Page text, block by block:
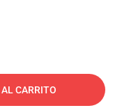
CARRITO